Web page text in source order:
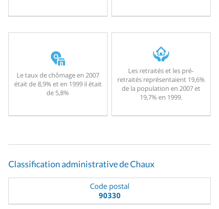
Le taux de chômage en 2007
était de 8,9% et en 1999 il était
de 5,8%
Les retraités et les pré-
retraités représentaient 19,6%
de la population en 2007 et
19,7% en 1999.
Classification administrative de Chaux
Code postal
90330